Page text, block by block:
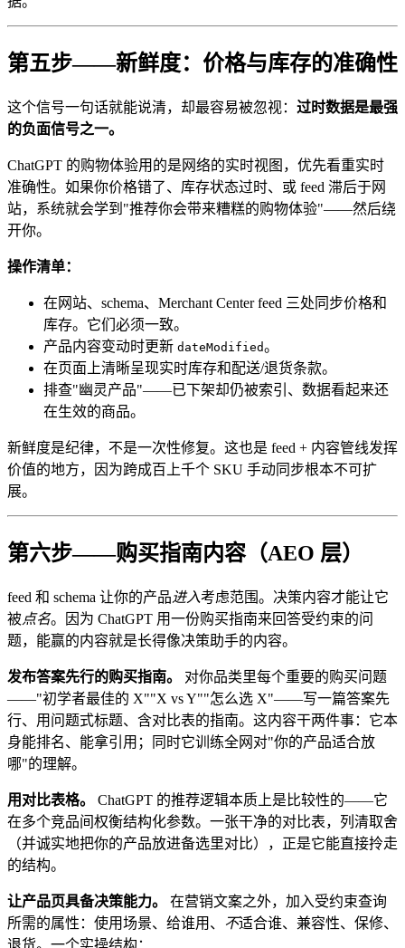
第五步——新鲜度：价格与库存的准确性
这个信号一句话就能说清，却最容易被忽视： 过时数据是最强
的负面信号之一。
ChatGPT 的购物体验用的是网络的实时视图，优先看重实时
准确性。如果你价格错了、库存状态过时、或 feed 滞后于网
站，系统就会学到"推荐你会带来糟糕的购物体验"——然后绕
开你。
操作清单：
在网站、schema、Merchant Center feed 三处同步价格和
库存。它们必须一致。
产品内容变动时更新 dateModified。
在页面上清晰呈现实时库存和配送/退货条款。
排查"幽灵产品"——已下架却仍被索引、数据看起来还
在生效的商品。
新鲜度是纪律，不是一次性修复。这也是 feed + 内容管线发挥
价值的地方，因为跨成百上千个 SKU 手动同步根本不可扩
展。
第六步——购买指南内容（AEO 层）
feed 和 schema 让你的产品进入考虑范围。决策内容才能让它
被点名。因为 ChatGPT 用一份购买指南来回答受约束的问
题，能赢的内容就是长得像决策助手的内容。
发布答案先行的购买指南。
对你品类里每个重要的购买问题
——"初学者最佳的 X""X vs Y""怎么选 X"——写一篇答案先
行、用问题式标题、含对比表的指南。这内容干两件事：它本
身能排名、能拿引用；同时它训练全网对"你的产品适合放
哪"的理解。
用对比表格。
ChatGPT 的推荐逻辑本质上是比较性的——它
在多个竞品间权衡结构化参数。一张干净的对比表，列清取舍
（并诚实地把你的产品放进备选里对比），正是它能直接拎走
的结构。
让产品页具备决策能力。
在营销文案之外，加入受约束查询
所需的属性：使用场景、给谁用、
不适合谁、兼容性、保修、
退货。一个实操结构：